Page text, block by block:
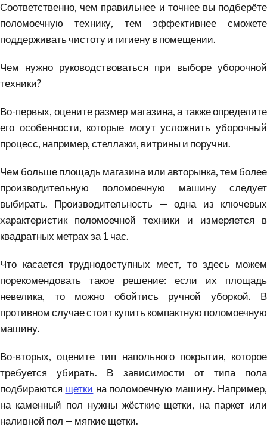
Соответственно, чем правильнее и точнее вы подберёте
поломоечную технику, тем эффективнее сможете
поддерживать чистоту и гигиену в помещении.
Чем нужно руководствоваться при выборе уборочной
техники?
Во-первых, оцените размер магазина, а также определите
его особенности, которые могут усложнить уборочный
процесс, например, стеллажи, витрины и поручни.
Чем больше площадь магазина или авторынка, тем более
производительную поломоечную машину следует
выбирать. Производительность — одна из ключевых
характеристик поломоечной техники и измеряется в
квадратных метрах за 1 час.
Что касается труднодоступных мест, то здесь можем
порекомендовать такое решение: если их площадь
невелика, то можно обойтись ручной уборкой. В
противном случае стоит купить компактную поломоечную
машину.
Во-вторых, оцените тип напольного покрытия, которое
требуется убирать. В зависимости от типа пола
подбираются щетки на поломоечную машину. Например,
на каменный пол нужны жёсткие щетки, на паркет или
наливной пол — мягкие щетки.